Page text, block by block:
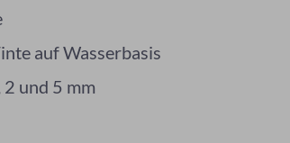
auf Wasserbasis
und 5 mm